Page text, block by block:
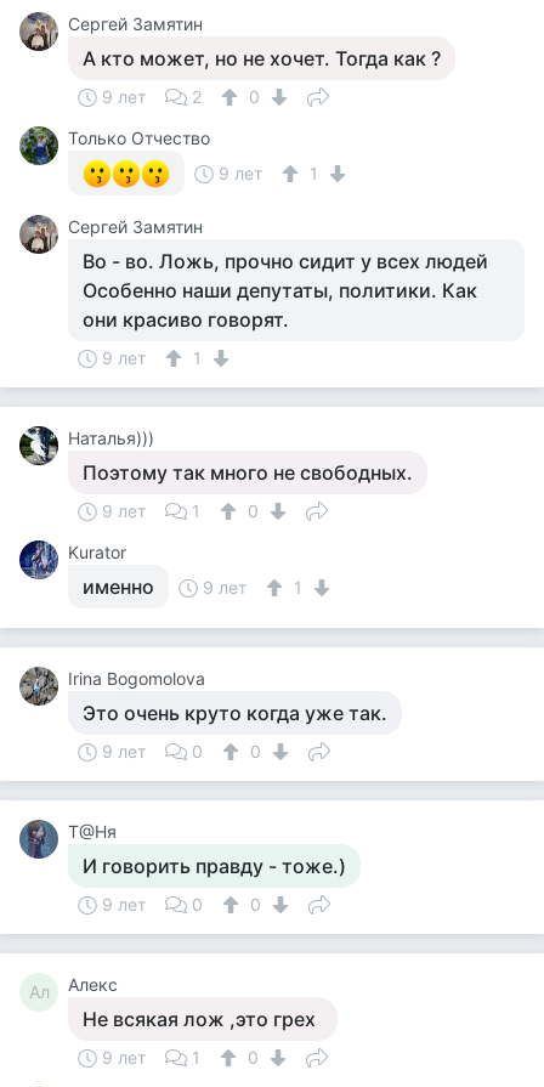
Сергей Замятин
А кто может, но не хочет. Тогда как ?
9 лет 2
0
Только Отчество
9 лет
1
Сергей Замятин
Во - во. Ложь, прочно сидит у всех людей
Особенно наши депутаты, политики. Как
они красиво говорят.
9 лет 1
Наталья)))
Поэтому так много не свободных.
9 лет 1
0
Kurator
именно 9 лет 1
Irina Bogomolova
Это очень круто когда уже так.
9 лет 0 0
Т@Ня
И говорить правду - тоже.)
9 лет 0 0
Ал Алекс
Не всякая лож ,это грех
9 лет 1
0